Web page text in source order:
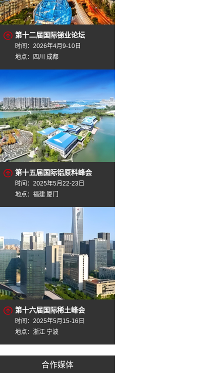
第十二届国际锑业论坛
时间：2026年4月9-10日
地点：四川 成都
第十五届国际铝原料峰会
时间：2025年5月22-23日
地点：福建 厦门
第十六届国际稀土峰会
时间：2025年5月15-16日
地点：浙江 宁波
合作媒体